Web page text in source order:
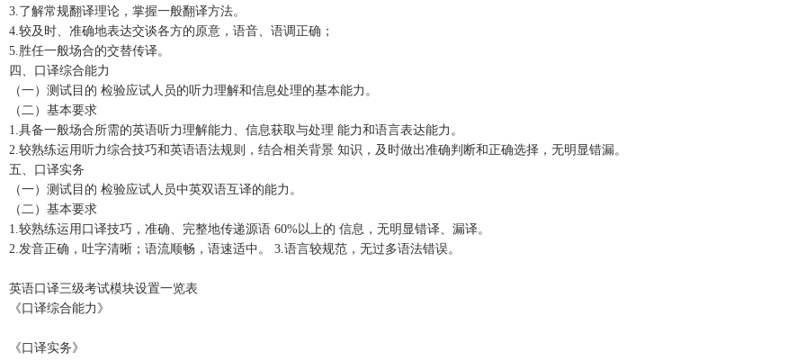
3.了解常规翻译理论，掌握一般翻译方法。
4.较及时、准确地表达交谈各方的原意，语音、语调正确；
5.胜任一般场合的交替传译。
四、口译综合能力
（一）测试目的 检验应试人员的听力理解和信息处理的基本能力。
（二）基本要求
1.具备一般场合所需的英语听力理解能力、信息获取与处理 能力和语言表达能力。
2.较熟练运用听力综合技巧和英语语法规则，结合相关背景 知识，及时做出准确判断和正确选择，无明显错漏。
五、口译实务
（一）测试目的 检验应试人员中英双语互译的能力。
（二）基本要求
1.较熟练运用口译技巧，准确、完整地传递源语 60%以上的 信息，无明显错译、漏译。
2.发音正确，吐字清晰；语流顺畅，语速适中。 3.语言较规范，无过多语法错误。
英语口译三级考试模块设置一览表
《口译综合能力》
《口译实务》